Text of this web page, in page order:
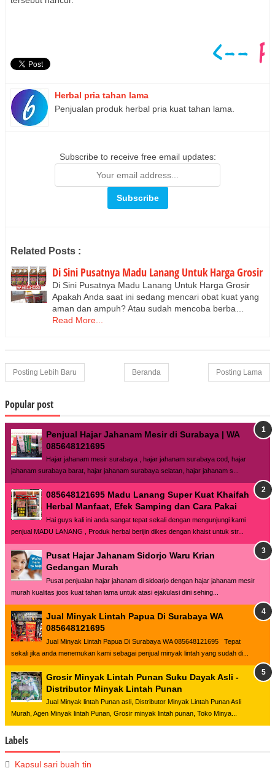
Herbal pria tahan lama
Penjualan produk herbal pria kuat tahan lama.
Subscribe to receive free email updates:
Related Posts :
Di Sini Pusatnya Madu Lanang Untuk Harga Grosir
Di Sini Pusatnya Madu Lanang Untuk Harga Grosir
Apakah Anda saat ini sedang mencari obat kuat yang
aman dan ampuh? Atau sudah mencoba berba…
Read More...
Posting Lebih Baru Posting Lama
Beranda
Popular post
Penjual Hajar Jahanam Mesir di Surabaya | WA
085648121695
Hajar jahanam mesir surabaya , hajar jahanam surabaya cod, hajar
jahanam surabaya barat, hajar jahanam surabaya selatan, hajar jahanam s...
085648121695 Madu Lanang Super Kuat Khaifah
Herbal Manfaat, Efek Samping dan Cara Pakai
Hai guys kali ini anda sangat tepat sekali dengan mengunjungi kami
penjual MADU LANANG , Produk herbal berijin dikes dengan khaist untuk str...
Pusat Hajar Jahanam Sidorjo Waru Krian
Gedangan Murah
Pusat penjualan hajar jahanam di sidoarjo dengan hajar jahanam mesir
murah kualitas joos kuat tahan lama untuk atasi ejakulasi dini sehing...
Jual Minyak Lintah Papua Di Surabaya WA
085648121695
Jual Minyak Lintah Papua Di Surabaya WA 085648121695 Tepat
sekali jika anda menemukan kami sebagai penjual minyak lintah yang sudah di...
Grosir Minyak Lintah Punan Suku Dayak Asli -
Distributor Minyak Lintah Punan
Jual Minyak lintah Punan asli, Distributor Minyak Lintah Punan Asli
Murah, Agen Minyak lintah Punan, Grosir minyak lintah punan, Toko Minya...
Labels
Kapsul sari buah tin